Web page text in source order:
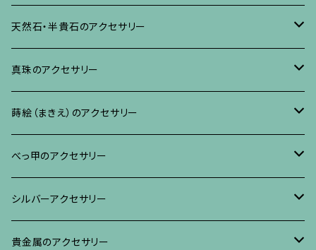
ネックレス、ペンダント
ブレスレット、バングル、その他
イヤリング・ピアス
ネックレス・ペンダント
リング
ブレスレット・バングル、その他
ブローチ
イヤリング・ピアス
ネックレス、ペンダント
ブレスレット、その他
天然石・半貴石のアクセサリー
ブローチ
イヤリング・ピアス
ネックレス、ペンダント
リング
ブレスレット、その他
真珠のアクセサリー
ブローチ
イヤリング・ピアス
ネックレス、ペンダント
リング
蒔絵（まきえ）のアクセサリー
べっ甲に蒔絵のアクセサリー
ブローチ
イヤリング・ピアス
真珠に蒔絵のアクセサリー
ブローチ
水晶に蒔絵のアクセサリー
べっ甲のアクセサリー
ブローチ
イヤリング、ピアス
シルバーアクセサリー
ブローチ
貴金属のアクセサリー